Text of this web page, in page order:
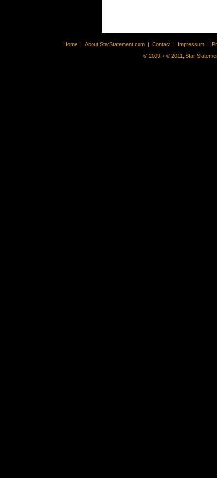
Home | About StarStatement.com | Contact | Impressum |
© 2009 + ® 2011, Star